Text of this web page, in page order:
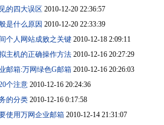
的四大误区 2010-12-20 22:36:57
是什么原因 2010-12-20 22:33:39
个人网站成败之关键 2010-12-18 2:09:11
主机的正确操作方法 2010-12-16 20:27:29
邮箱:万网绿色G邮箱 2010-12-16 20:26:03
个注意 2010-12-16 20:24:36
的分类 2010-12-16 0:17:58
使用万网企业邮箱 2010-12-14 21:31:07